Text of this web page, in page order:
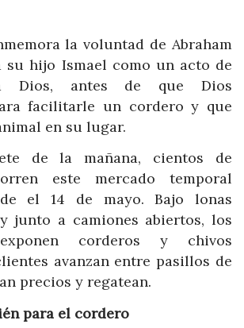
la voluntad de Abraham
su hijo Ismael como un acto de
Dios, antes de que Dios
facilitarle un cordero y que
en su lugar.
de la mañana, cientos de
este mercado temporal
el 14 de mayo. Bajo lonas
junto a camiones abiertos, los
exponen corderos y chivos
avanzan entre pasillos de
precios y regatean.
para el cordero